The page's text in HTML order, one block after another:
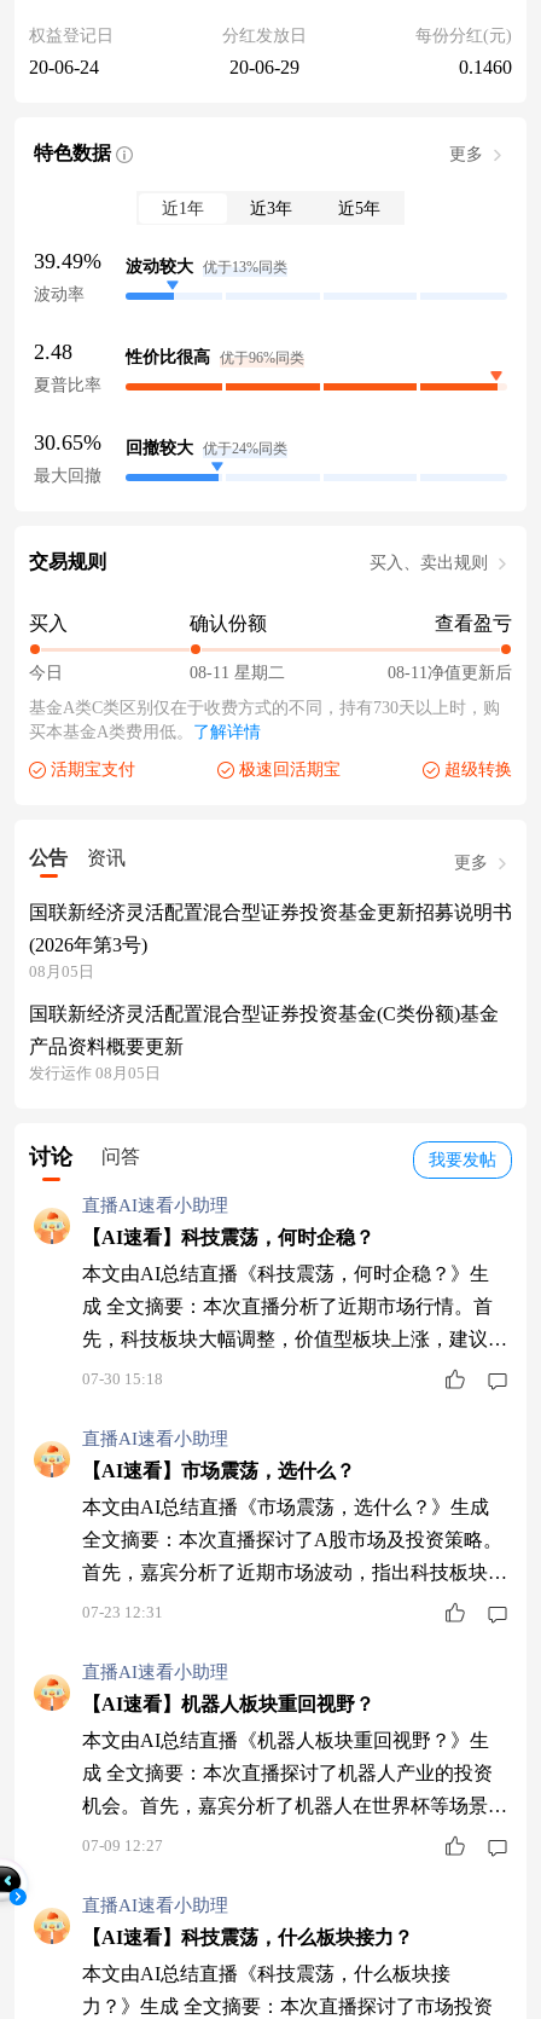
权益登记日
20-06-24
分红发放日
20-06-29
每份分红(元)
0.1460
特色数据 更多
近1年 近3年 近5年
39.49%
波动率
波动较大 优于13%同类
2.48
夏普比率
性价比很高 优于96%同类
30.65%
最大回撤
回撤较大 优于24%同类
交易规则 买入、卖出规则
买入
今日
确认份额
08-11 星期二
查看盈亏
08-11净值更新后
基金A类C类区别仅在于收费方式的不同，持有730天以上时，购
买本基金A类费用低。 了解详情
活期宝支付 极速回活期宝 超级转换
公告 资讯 更多
国联新经济灵活配置混合型证券投资基金更新招募说明书
(2026年第3号)
08月05日
国联新经济灵活配置混合型证券投资基金(C类份额)基金
产品资料概要更新
发行运作 08月05日
我要发帖
讨论 问答
直播AI速看小助理
【AI速看】科技震荡，何时企稳？
本文由AI总结直播《科技震荡，何时企稳？》生
成 全文摘要：本次直播分析了近期市场行情。首
先，科技板块大幅调整，价值型板块上涨，建议投
资者关注持仓调整。其次，科技板块超配严重，需
种。然后，讨论了投资策略，建议等待右侧信号入
场，均衡配置煤炭等板块。最后，强调根据风险偏
好选择基金，保持理性心态应对市场波动。 1 科技
板块调整，价值板块上涨。 赵楠指出近期市场整
体
07-30 15:18
直播AI速看小助理
【AI速看】市场震荡，选什么？
本文由AI总结直播《市场震荡，选什么？》生成
全文摘要：本次直播探讨了A股市场及投资策略。
首先，嘉宾分析了近期市场波动，指出科技板块虽
回调但仍有投资价值，建议关注通信、算力等领
会，强调创新药行业估值优势。接着，嘉宾推荐了
国联基金相关产品，适合不同风险偏好的投资者。
最后，建议投资者关注宽基指数回调后的布局机
会，并强调资产配置需匹配个人风险偏好。 1 赵楠
分析
07-23 12:31
直播AI速看小助理
【AI速看】机器人板块重回视野？
本文由AI总结直播《机器人板块重回视野？》生
成 全文摘要：本次直播探讨了机器人产业的投资
机会。首先，嘉宾分析了机器人在世界杯等场景的
应用，指出其与人类功能的相似性及行业热度。随
期，行业处于类似十年前新能源车的拐点阶段，三
季度特斯拉量产等因素将带来行情。嘉宾还分享了
平滑净值波动的策略，比较了机器人板块与AI的
差异，认为前者门槛更高但长期空间更大。最后，
07-09 12:27
直播AI速看小助理
【AI速看】科技震荡，什么板块接力？
本文由AI总结直播《科技震荡，什么板块接
力？》生成 全文摘要：本次直播探讨了市场投资